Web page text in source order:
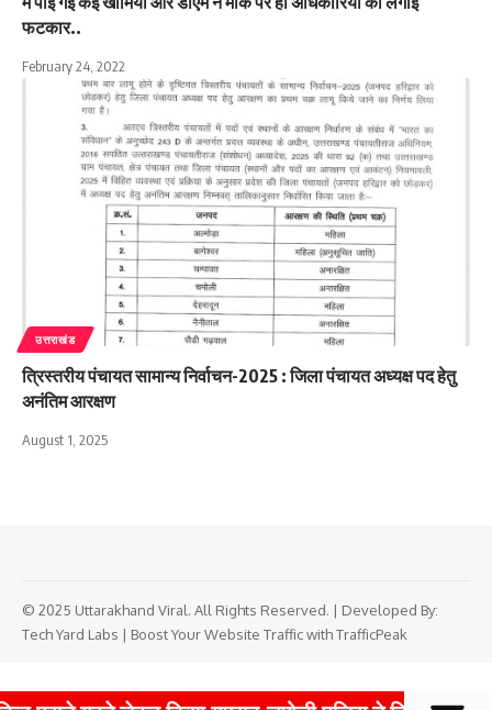
फटकार..
February 24, 2022
उत्तराखंड
त्रिस्तरीय पंचायत सामान्य निर्वाचन-2025 : जिला पंचायत अध्यक्ष पद हेतु
अनंतिम आरक्षण
August 1, 2025
© 2025 Uttarakhand Viral. All Rights Reserved. | Developed By:
Tech Yard Labs | Boost Your Website Traffic with TrafficPeak